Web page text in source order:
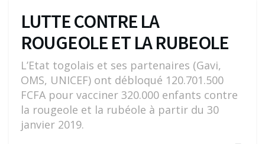
LUTTE CONTRE LA
ROUGEOLE ET LA RUBEOLE
L’Etat togolais et ses partenaires (Gavi,
OMS, UNICEF) ont débloqué 120.701.500
FCFA pour vacciner 320.000 enfants contre
la rougeole et la rubéole à partir du 30
janvier 2019.